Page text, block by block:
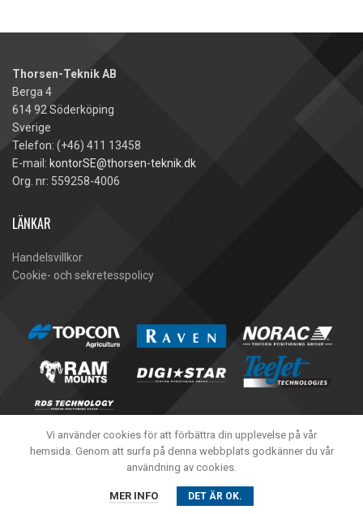
Thorsen-Teknik AB
Berga 4
614 92 Söderköping
Sverige
Telefon: (+46) 411 13458
E-mail: kontorSE@thorsen-teknik.dk
Org. nr: 559258-4006
LÄNKAR
Handelsvillkor
Cookie- och sekretesspolicy
Vi använder cookies för att förbättra din upplevelse på vår
hemsida. Genom att surfa på denna webbplats godkänner du vår
användning av cookies.
MER INFO DET ÄR OK.